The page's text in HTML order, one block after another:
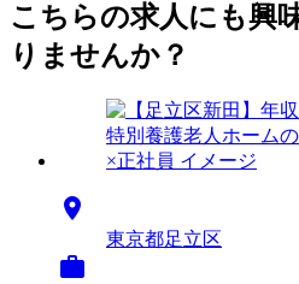
こちらの求人にも興
りませんか？

東京都足立区
